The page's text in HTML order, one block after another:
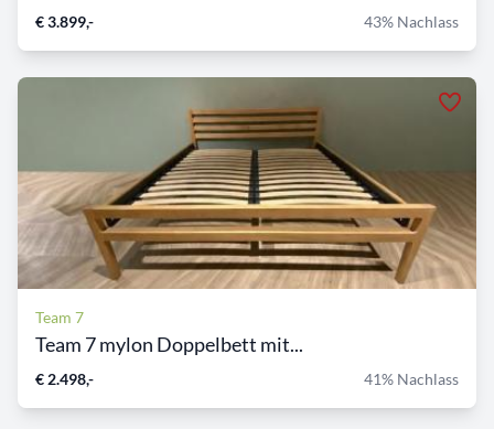
€ 3.899,- 43% Nachlass
Team 7
Team 7 mylon Doppelbett mit...
€ 2.498,- 41% Nachlass